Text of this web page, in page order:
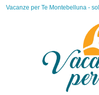
Vacanze per Te Montebelluna -